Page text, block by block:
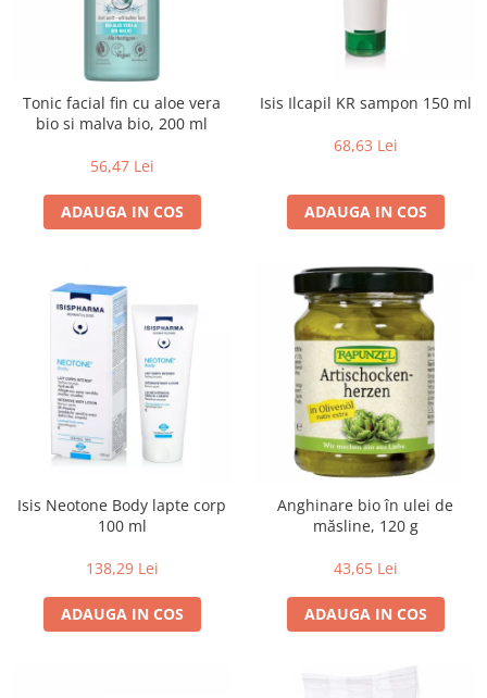
Sticksuri, chipsuri si covrigei
Fructe, nuci, alune si seminte
Fructe bio uscate
Nuci si alune bio
Ingrediente patiserie bio
Inghetata bio si decoratiuni
Ingrediente bio pentru copt
Masline bio si antipasti
Antipasti bio
Masline bio
Pesto bio
Fulgi din cereale bio
Orez bio si leguminoase
Legume bio
Tonic facial fin cu aloe vera
bio si malva bio, 200 ml
56,47 Lei
ADAUGA IN COS
Isis Ilcapil KR sampon 150 ml
68,63 Lei
ADAUGA IN COS
Isis Neotone Body lapte corp
100 ml
138,29 Lei
ADAUGA IN COS
Anghinare bio în ulei de
măsline, 120 g
43,65 Lei
ADAUGA IN COS